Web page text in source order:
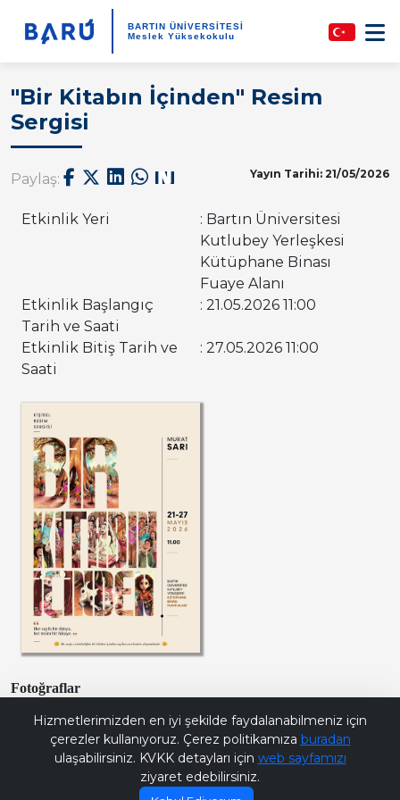
BARTIN ÜNİVERSİTESİ
Meslek Yüksekokulu
"Bir Kitabın İçinden" Resim
Sergisi
Paylaş: Yayın Tarihi: 21/05/2026
Etkinlik Yeri
: Bartın Üniversitesi
Kutlubey Yerleşkesi
Kütüphane Binası
Fuaye Alanı
Etkinlik Başlangıç
Tarih ve Saati
: 21.05.2026 11:00
Etkinlik Bitiş Tarih ve
Saati
: 27.05.2026 11:00
Fotoğraflar
Hizmetlerimizden en iyi şekilde faydalanabilmeniz için
çerezler kullanıyoruz. Çerez politikamıza buradan
ulaşabilirsiniz. KVKK detayları için web sayfamızı
ziyaret edebilirsiniz.
Bana Soru Sor | Ask Me